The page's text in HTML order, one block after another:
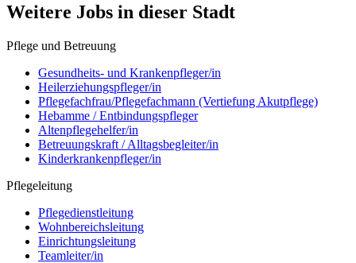
Weitere Jobs in dieser Stadt
Pflege und Betreuung
Gesundheits- und Krankenpfleger/in
Heilerziehungspfleger/in
Pflegefachfrau/Pflegefachmann (Vertiefung Akutpflege)
Hebamme / Entbindungspfleger
Altenpflegehelfer/in
Betreuungskraft / Alltagsbegleiter/in
Kinderkrankenpfleger/in
Pflegeleitung
Pflegedienstleitung
Wohnbereichsleitung
Einrichtungsleitung
Teamleiter/in